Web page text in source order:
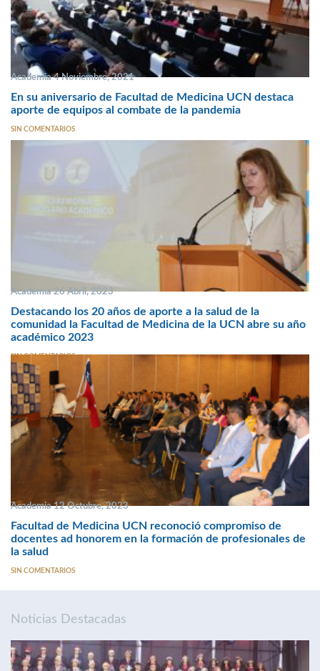
Academia 4 Noviembre, 2021
En su aniversario de Facultad de Medicina UCN destaca
aporte de equipos al combate de la pandemia
SIN COMENTARIOS
Academia 26 Abril, 2023
Destacando los 20 años de aporte a la salud de la
comunidad la Facultad de Medicina de la UCN abre su año
académico 2023
SIN COMENTARIOS
Academia 12 Octubre, 2023
Facultad de Medicina UCN reconoció compromiso de
docentes ad honorem en la formación de profesionales de
la salud
SIN COMENTARIOS
Noticias Destacadas